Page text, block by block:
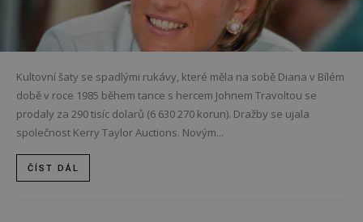
Kultovní šaty se spadlými rukávy, které měla na sobě Diana v Bílém
době v roce 1985 během tance s hercem Johnem Travoltou se
prodaly za 290 tisíc dolarů (6 630 270 korun). Dražby se ujala
společnost Kerry Taylor Auctions. Novým...
ČÍST DÁL